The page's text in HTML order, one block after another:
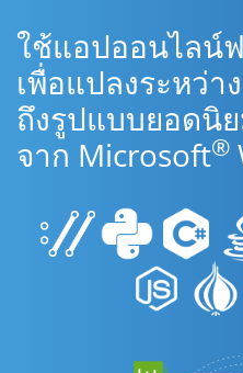
ใช้แอปออนไลน์
เพื่อแปลงระหว่า
ถึงรูปแบบยอดนิ
จาก Microsoft®